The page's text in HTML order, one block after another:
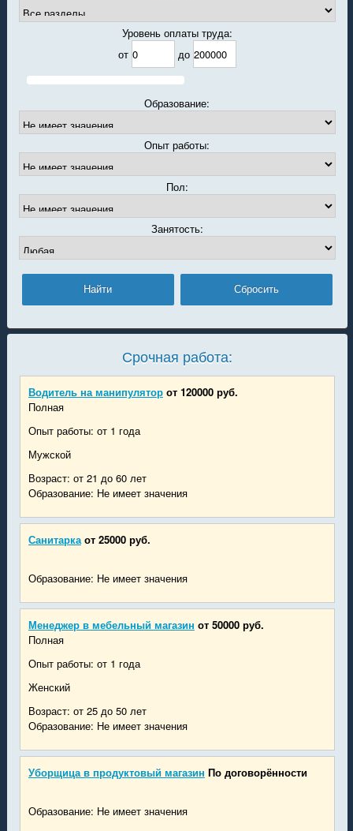
Уровень оплаты труда:
от
до
Образование:
Опыт работы:
Пол:
Занятость:
Срочная работа:
Водитель на манипулятор от 120000 руб.
Полная
Опыт работы: от 1 года
Мужской
Возраст: от 21 до 60 лет
Образование: Не имеет значения
Санитарка от 25000 руб.
Образование: Не имеет значения
Менеджер в мебельный магазин от 50000 руб.
Полная
Опыт работы: от 1 года
Женский
Возраст: от 25 до 50 лет
Образование: Не имеет значения
Уборщица в продуктовый магазин По договорённости
Образование: Не имеет значения